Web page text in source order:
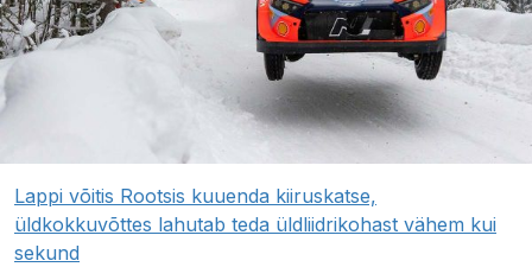
Lappi võitis Rootsis kuuenda kiiruskatse,
üldkokkuvõttes lahutab teda üldliidrikohast vähem kui
sekund